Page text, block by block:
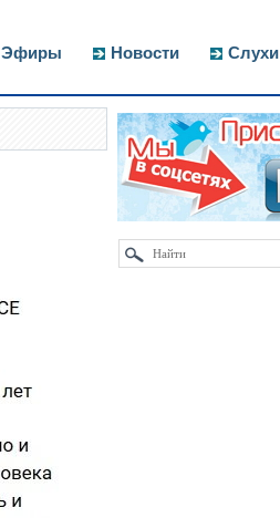
Эфиры Новости Слухи